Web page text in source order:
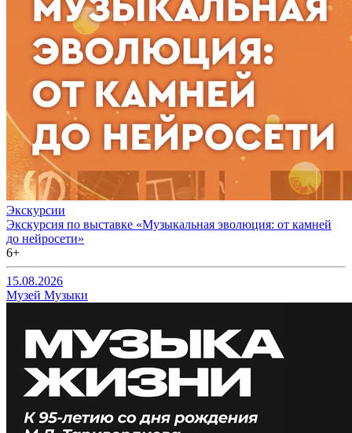
Экскурсии
Экскурсия по выставке «Музыкальная эволюция: от камней
до нейросети»
6+
15.08.2026
Музей Музыки